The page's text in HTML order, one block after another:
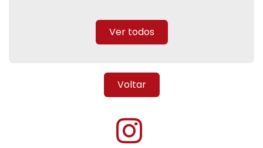
Ver todos
Voltar